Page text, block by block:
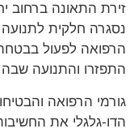
זירת התאונה ברחוב
נסגרה חלקית
הרפואה לפעול
התפזרו והתנועה
גורמי הרפואה
הדו-גלגלי את